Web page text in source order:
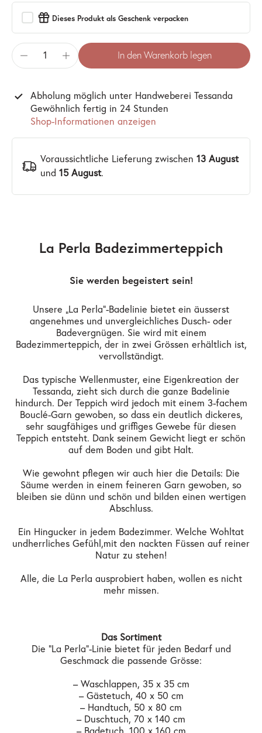
Dieses Produkt als Geschenk verpacken
In den Warenkorb legen
Abholung möglich unter Handweberei Tessanda
Gewöhnlich fertig in 24 Stunden
Shop-Informationen anzeigen
Voraussichtliche Lieferung zwischen 13 August
und 15 August.
La Perla Badezimmerteppich
Sie werden begeistert sein!
Unsere „La Perla“-Badelinie bietet ein äusserst
angenehmes und unvergleichliches Dusch- oder
Badevergnügen. Sie wird mit einem
Badezimmerteppich, der in zwei Grössen erhältlich ist,
vervollständigt.
Das typische Wellenmuster, eine Eigenkreation der
Tessanda, zieht sich durch die ganze Badelinie
hindurch. Der Teppich wird jedoch mit einem 3-fachem
Bouclé-Garn gewoben, so dass ein deutlich dickeres,
sehr saugfähiges und griffiges Gewebe für diesen
Teppich entsteht. Dank seinem Gewicht liegt er schön
auf dem Boden und gibt Halt.
Wie gewohnt pflegen wir auch hier die Details: Die
Säume werden in einem feineren Garn gewoben, so
bleiben sie dünn und schön und bilden einen wertigen
Abschluss.
Ein Hingucker in jedem Badezimmer. Welche Wohltat
und herrliches Gefühl, mit den nackten Füssen auf reiner
Natur zu stehen!
Alle, die La Perla ausprobiert haben, wollen es nicht
mehr missen.
Das Sortiment
Die "La Perla"-Linie bietet für jeden Bedarf und
Geschmack die passende Grösse:
– Waschlappen, 35 x 35 cm
– Gästetuch, 40 x 50 cm
– Handtuch, 50 x 80 cm
– Duschtuch, 70 x 140 cm